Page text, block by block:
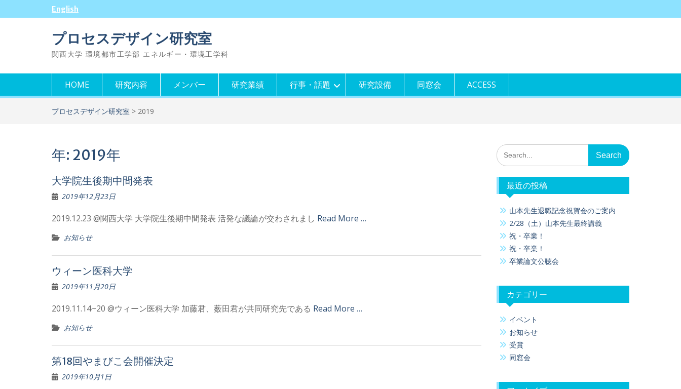
to
English
プロセスデザイン研究室
関西大学 環境都市工学部 エネルギー・環境工学科
HOME 研究内容 メンバー 研究業績 行事・話題 研究設備 同窓会 ACCESS
プロセスデザイン研究室 > 2019
年: 2019年
大学院生後期中間発表
2019年12月23日
2019.12.23 @関西大学 大学院生後期中間発表 活発な議論が交わされまし Read More …
お知らせ
ウィーン医科大学
2019年11月20日
2019.11.14~20 @ウィーン医科大学 加藤君、薮田君が共同研究先である Read More …
お知らせ
第18回やまびこ会開催決定
2019年10月1日
Search
for:
最近の投稿
山本先生退職記念祝賀会のご案内
2/28（土）山本先生最終講義
祝・卒業！
祝・卒業！
卒業論文公聴会
カテゴリー
イベント
お知らせ
受賞
同窓会